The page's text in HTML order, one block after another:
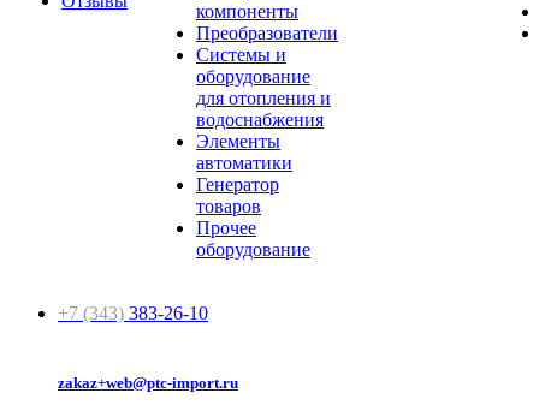
компоненты
Преобразователи
Системы и
оборудование
для отопления и
водоснабжения
Элементы
автоматики
Генератор
товаров
Прочее
оборудование
+7 (343) 383-26-10
zakaz+web@ptc-import.ru